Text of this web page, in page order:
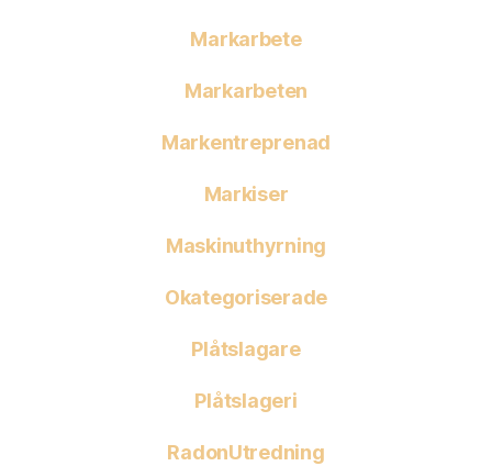
Markarbete
Markarbeten
Markentreprenad
Markiser
Maskinuthyrning
Okategoriserade
Plåtslagare
Plåtslageri
RadonUtredning